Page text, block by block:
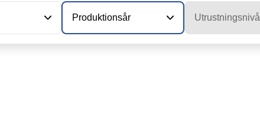
Produktionsår Utrustningsnivå